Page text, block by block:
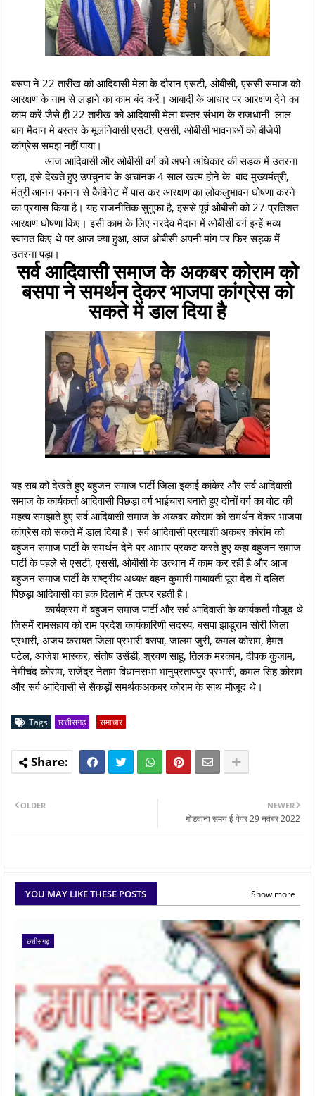
बसपा ने 22 तारीख को आदिवासी मेला के दौरान एसटी, ओबीसी, एससी समाज को
आरक्षण के नाम से लड़ाने का काम बंद करें। आबादी के आधार पर आरक्षण देने का
काम करें जैसे ही 22 तारीख को आदिवासी मेला बस्तर संभाग के राजधानी लाल
बाग मैदान मे बस्तर के मूलनिवासी एसटी, एससी, ओबीसी भावनाओं को बीजेपी
कांग्रेस समझ नहीं पाया।
आज आदिवासी और ओबीसी वर्ग को अपने अधिकार की सड़क में उतरना
पड़ा, इसे देखते हुए उपचुनाव के अचानक 4 साल खत्म होने के बाद मुख्यमंत्री,
मंत्री आनन फानन से कैबिनेट में पास कर आरक्षण का लोकलुभावन घोषणा करने
का प्रयास किया है। यह राजनीतिक सुगुफा है, इससे पूर्व ओबीसी को 27 प्रतिशत
आरक्षण घोषणा किए। इसी काम के लिए नरदेव मैदान में ओबीसी वर्ग इन्हें भव्य
स्वागत किए थे पर आज क्या हुआ, आज ओबीसी अपनी मांग पर फिर सड़क में
उतरना पड़ा।
सर्व आदिवासी समाज के अकबर कोराम को
बसपा ने समर्थन देकर भाजपा कांग्रेस को
सकते में डाल दिया है
यह सब को देखते हुए बहुजन समाज पार्टी जिला इकाई कांकेर और सर्व आदिवासी
समाज के कार्यकर्ता आदिवासी पिछड़ा वर्ग भाईचारा बनाते हुए दोनों वर्ग का वोट की
महत्व समझाते हुए सर्व आदिवासी समाज के अकबर कोराम को समर्थन देकर भाजपा
कांग्रेस को सकते में डाल दिया है। सर्व आदिवासी प्रत्याशी अकबर कोर्राम को
बहुजन समाज पार्टी के समर्थन देने पर आभार प्रकट करते हुए कहा बहुजन समाज
पार्टी के पहले से एसटी, एससी, ओबीसी के उत्थान में काम कर रही है और आज
बहुजन समाज पार्टी के राष्ट्रीय अध्यक्ष बहन कुमारी मायावती पूरा देश में दलित
पिछड़ा आदिवासी का हक दिलाने में तत्पर रहती है।
कार्यक्रम में बहुजन समाज पार्टी और सर्व आदिवासी के कार्यकर्ता मौजूद थे
जिसमें रामसहाय को राम प्रदेश कार्यकारिणी सदस्य, बसपा झाडूराम सोरी जिला
प्रभारी, अजय करायत जिला प्रभारी बसपा, जालम जुरी, कमल कोराम, हेमंत
पटेल, आजेश भास्कर, संतोष उसेंडी, श्रवण साहू, तिलक मरकाम, दीपक कुजाम,
नेमीचंद कोराम, राजेंद्र नेताम विधानसभा भानुप्रतापपुर प्रभारी, कमल सिंह कोराम
और सर्व आदिवासी से सैकड़ों समर्थकअकबर कोराम के साथ मौजूद थे।
Tags छत्तीसगढ़ समाचार
NEWER
गोंडवाना समय ई पेपर 29 नवंबर 2022
OLDER
YOU MAY LIKE THESE POSTS Show more
छत्तीसगढ़